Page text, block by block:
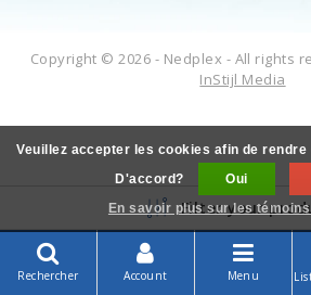
Copyright © 2026 - Nedplex - All rights
InStijl Media
Filter your
Rechercher Account Menu
Veuillez accepter les cookies afin de
D'accord?
Oui
En savoir plus sur les